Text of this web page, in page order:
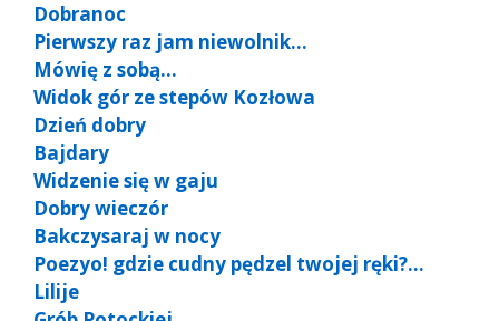
Dobranoc
Pierwszy raz jam niewolnik…
Mówię z sobą…
Widok gór ze stepów Kozłowa
Dzień dobry
Bajdary
Widzenie się w gaju
Dobry wieczór
Bakczysaraj w nocy
Poezyo! gdzie cudny pędzel twojej ręki?…
Lilije